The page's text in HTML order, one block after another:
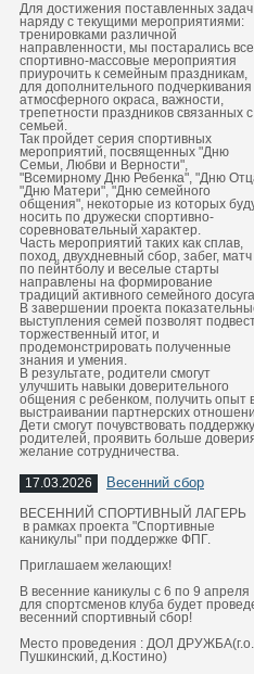
Для достижения поставленных
наряду с текущими мероприятиями:
тренировками различной
направленности, мы постарались все
спортивно-массовые мероприятия
приурочить к семейным праздникам,
для дополнительного подчеркивания
атмосферного окраса, важности,
трепетности праздников связанных с
семьей.
Так пройдет серия спортивных
мероприятий, посвященных "Дню
Семьи, Любви и Верности",
"Всемирному Дню Ребенка", "Дню
"Дню Матери", "Дню семейного
общения", некоторые из которых
носить по дружески спортивно-
соревновательный характер.
Часть мероприятий таких как сплав,
поход, двухдневный сбор, забег, матч
по пейнтболу и веселые старты
направлены на формирование
традиций активного семейного
В завершении проекта
выступления семей позволят
торжественный итог, и
продемонстрировать полученные
знания и умения.
В результате, родители смогут
улучшить навыки доверительного
общения с ребенком, получить опыт
выстраивании партнерских
Дети смогут почувствовать поддержку
родителей, проявить больше
желание сотрудничества.
17.03.2026 Весенний сбор
ВЕСЕННИЙ СПОРТИВНЫЙ ЛАГЕРЬ
в рамках проекта "Спортивные
каникулы" при поддержке ФПГ.
Приглашаем желающих!
В весенние каникулы с 6 по 9 апреля
для спортсменов клуба будет
весенний спортивный сбор!
Место проведения : ДОЛ ДРУЖБА(г.о.
Пушкинский, д.Костино)